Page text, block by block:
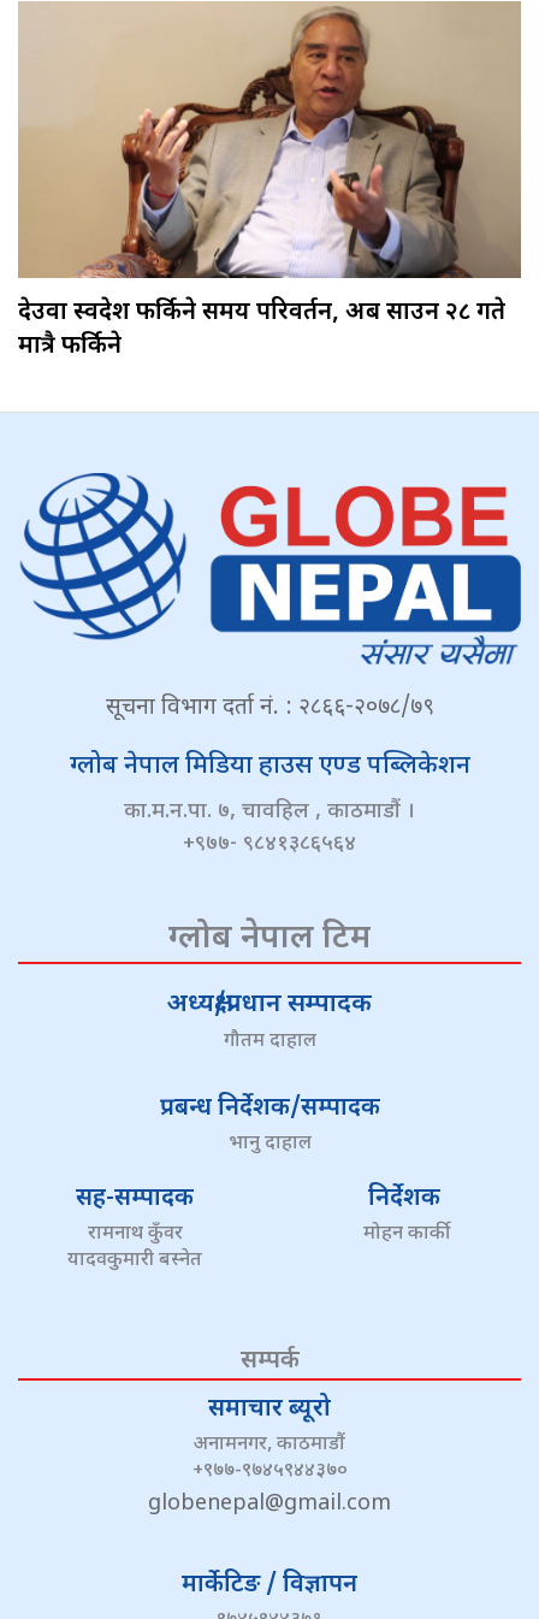
देउवा स्वदेश फर्किने समय परिवर्तन, अब साउन २८ गते
मात्रै फर्किने
सूचना विभाग दर्ता नं. : २८६६-२०७८/७९
ग्लोब नेपाल मिडिया हाउस एण्ड पब्लिकेशन
का.म.न.पा. ७, चावहिल , काठमाडौं ।
+९७७- ९८४१३८६५६४
ग्लोब नेपाल टिम
अध्यक्ष/प्रधान सम्पादक
गौतम दाहाल
प्रबन्ध निर्देशक/सम्पादक
भानु दाहाल
सह-सम्पादक
रामनाथ कुँवर
यादवकुमारी बस्नेत
निर्देशक
मोहन कार्की
सम्पर्क
समाचार ब्यूरो
अनामनगर, काठमाडौं
+९७७-९७४५९४४३७०
globenepal@gmail.com
मार्केटिङ / विज्ञापन